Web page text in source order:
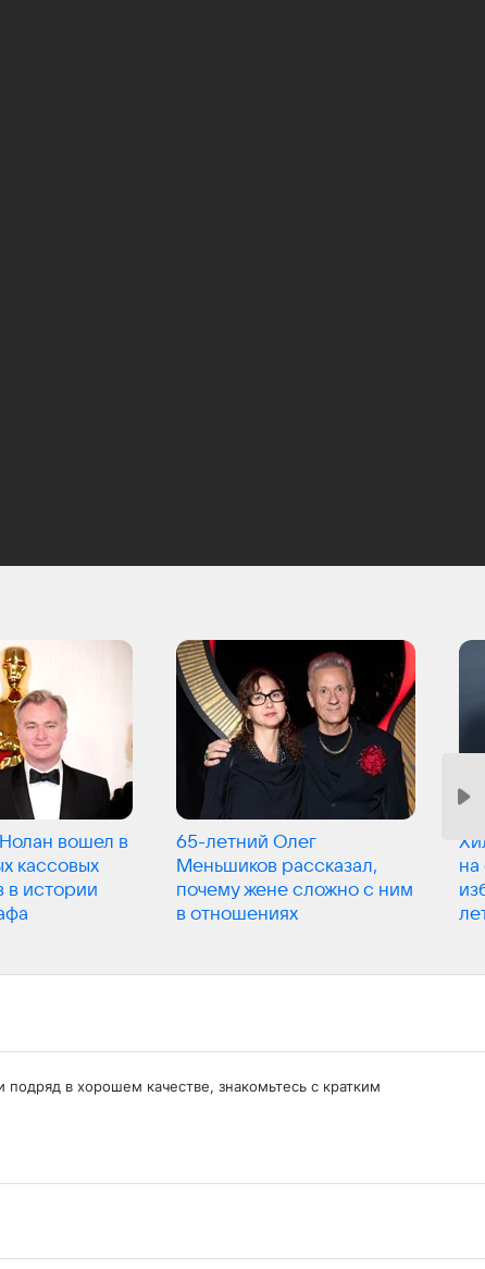
вошел в
кассовых
в истории
65-летний Олег
Меньшиков рассказал,
почему жене сложно с ним
в отношениях
в хорошем качестве, знакомьтесь с кратким